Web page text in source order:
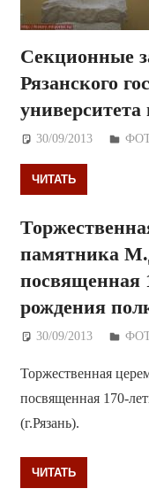
Секционные
Рязанского
30/09/2013
ЧИТАТЬ
памятника
посвященная
рождения
30/09/2013
Торжественная
посвященная 170-
(г.Рязань).
ЧИТАТЬ